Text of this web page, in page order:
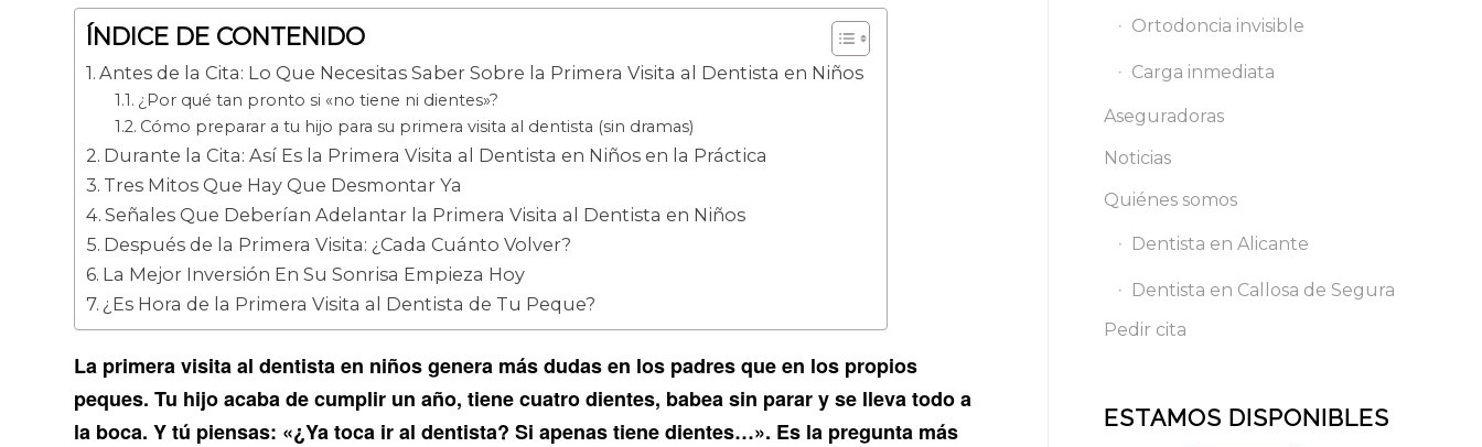
ÍNDICE DE CONTENIDO
Antes de la Cita: Lo Que Necesitas Saber Sobre la Primera Visita al Dentista en Niños
¿Por qué tan pronto si «no tiene ni dientes»?
Cómo preparar a tu hijo para su primera visita al dentista (sin dramas)
Durante la Cita: Así Es la Primera Visita al Dentista en Niños en la Práctica
Tres Mitos Que Hay Que Desmontar Ya
Señales Que Deberían Adelantar la Primera Visita al Dentista en Niños
Después de la Primera Visita: ¿Cada Cuánto Volver?
La Mejor Inversión En Su Sonrisa Empieza Hoy
¿Es Hora de la Primera Visita al Dentista de Tu Peque?
La primera visita al dentista en niños genera más dudas en los padres que en los propios
peques. Tu hijo acaba de cumplir un año, tiene cuatro dientes, babea sin parar y se lleva todo a
la boca. Y tú piensas: «¿Ya toca ir al dentista? Si apenas tiene dientes…». Es la pregunta más
Ortodoncia invisible
Carga inmediata
Aseguradoras
Noticias
Quiénes somos
Dentista en Alicante
Dentista en Callosa de Segura
Pedir cita
ESTAMOS DISPONIBLES